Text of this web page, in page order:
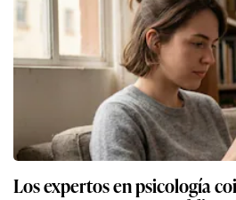
Los expertos en psicología